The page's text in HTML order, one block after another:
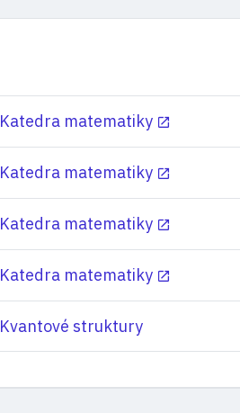
Katedra matematiky
Katedra matematiky
Katedra matematiky
Katedra matematiky
Kvantové struktury